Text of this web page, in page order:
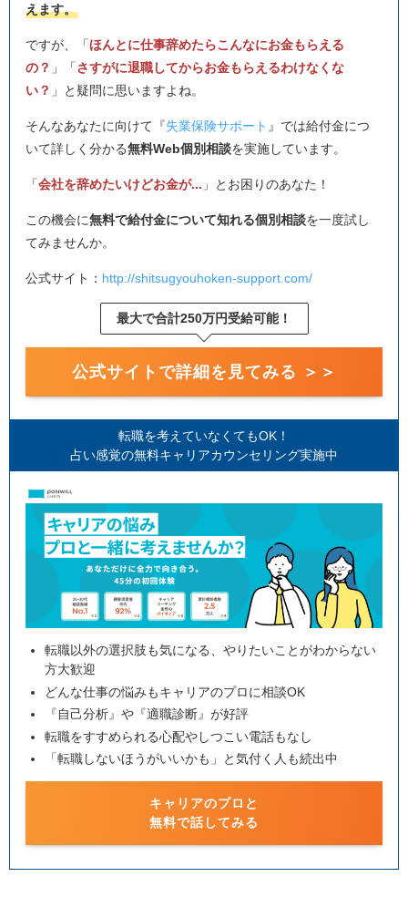
えます。
ですが、「ほんとに仕事辞めたらこんなにお金もらえる
の？ 」「さすがに退職してからお金もらえるわけなくな
い？ 」と疑問に思いますよね。
そんなあなたに向けて『失業保険サポート 』では給付金につ
いて詳しく分かる無料Web個別相談を実施しています。
「会社を辞めたいけどお金が... 」とお困りのあなた！
この機会に無料で給付金について知れる個別相談を一度試し
てみませんか。
公式サイト： http://shitsugyouhoken-support.com/
最大で合計250万円受給可能！
公式サイトで詳細を見てみる ＞＞
転職を考えていなくてもOK！
占い感覚の無料キャリアカウンセリング実施中
転職以外の選択肢も気になる、やりたいことがわからない
方大歓迎
どんな仕事の悩みもキャリアのプロに相談OK
『自己分析』や『適職診断』が好評
転職をすすめられる心配やしつこい電話もなし
「転職しないほうがいいかも」と気付く人も続出中
キャリアのプロと
無料で話してみる